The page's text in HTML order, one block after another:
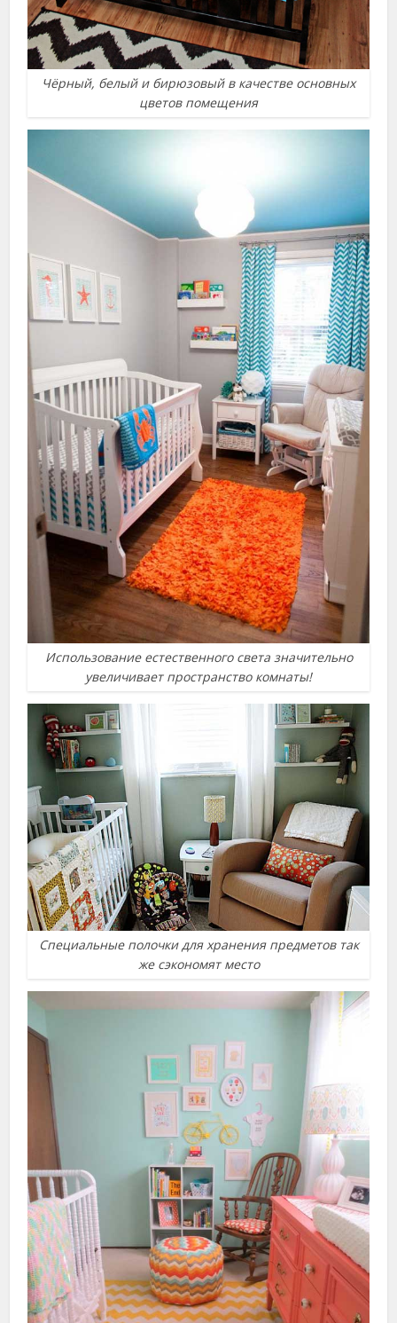
Чёрный, белый и бирюзовый в качестве основных
цветов помещения
Использование естественного света значительно
увеличивает пространство комнаты!
Специальные полочки для хранения предметов так
же сэкономят место